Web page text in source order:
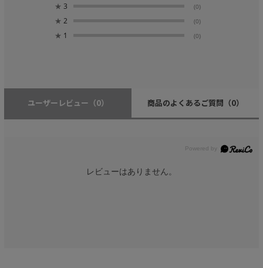
★ 3 (0)
★ 2 (0)
★ 1 (0)
ユーザーレビュー （0） 商品のよくあるご質問 （0）
レビューはありません。